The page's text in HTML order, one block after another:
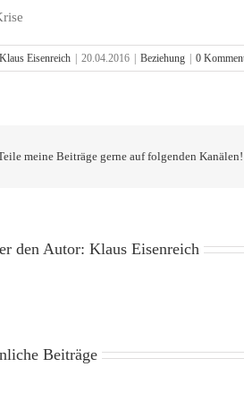
Klaus Eisenreich | 20.04.2016 | Beziehung | 0
meine Beiträge gerne auf folgenden Kanälen!
den Autor: Klaus Eisenreich
Beiträge